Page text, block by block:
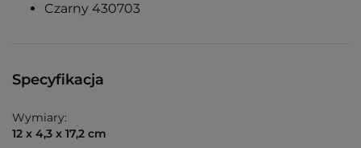
Czarny 430703
Specyfikacja
Wymiary:
12 x 4,3 x 17,2 cm